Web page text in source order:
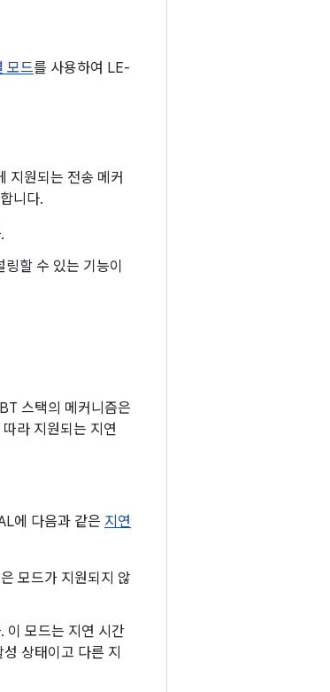
모드를 사용하여 LE-
지원되는 전송 메커
니다.
할 수 있는 기능이
스택의 메커니즘은
라 지원되는 지연
에 다음과 같은 지연
모드가 지원되지 않
이 모드는 지연 시간
상태이고 다른 지